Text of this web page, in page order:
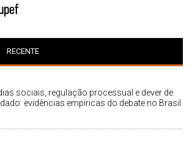
RECENTE
sociais, regulação processual e dever de
evidências empíricas do debate no Brasil